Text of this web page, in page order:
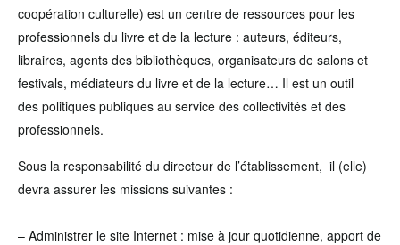
coopération culturelle) est un centre de ressources pour les
professionnels du livre et de la lecture : auteurs, éditeurs,
libraires, agents des bibliothèques, organisateurs de salons et
festivals, médiateurs du livre et de la lecture… Il est un outil
des politiques publiques au service des collectivités et des
professionnels.
Sous la responsabilité du directeur de l’établissement, il (elle)
devra assurer les missions suivantes :
– Administrer le site Internet : mise à jour quotidienne, apport de